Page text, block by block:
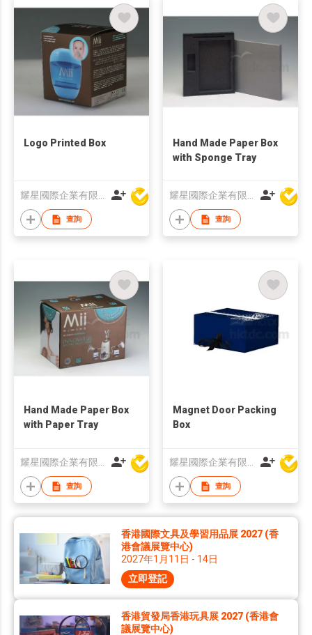
Logo Printed Box
查詢
Hand Made Paper Box
with Sponge Tray
查詢
Hand Made Paper Box
with Paper Tray
耀星國際企業有限公司
查詢
Magnet Door Packing
Box
耀星國際企業有限公司
查詢
香港國際文具及學習用品展 2027 (香
港會議展覽中心)
2027年1月11日 - 14日
立即登記
香港貿發局香港玩具展 2027 (香港會
議展覽中心)